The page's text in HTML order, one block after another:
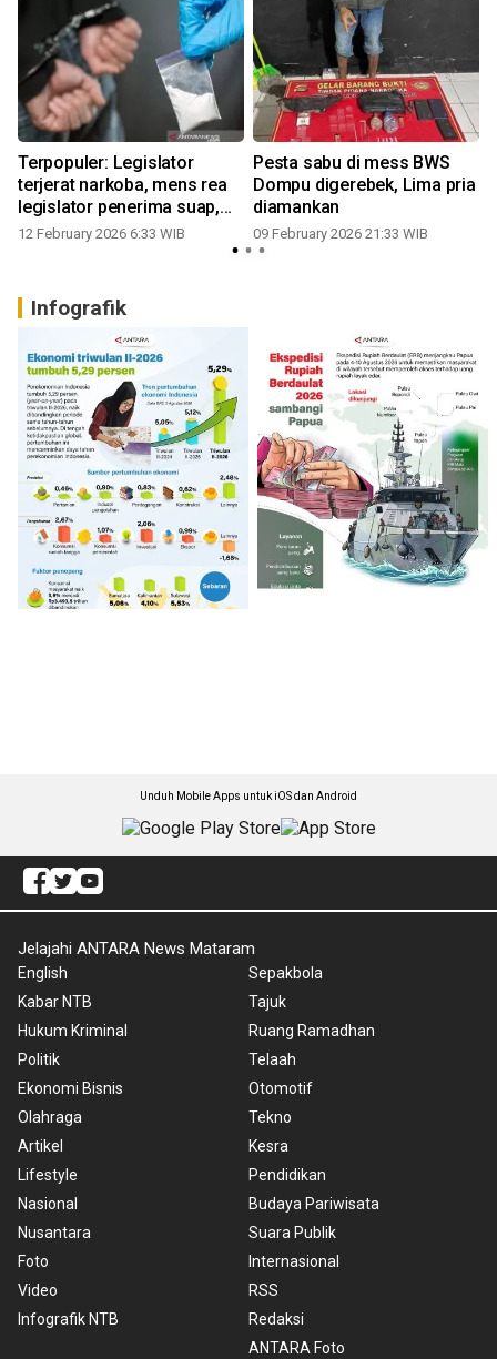
Terpopuler: Legislator
terjerat narkoba, mens rea
legislator penerima suap,
harga emas naik, hingga
12 February 2026 6:33 WIB
Pesta sabu di mess BWS
Dompu digerebek, Lima pria
diamankan
09 February 2026 21:33 WIB
Infografik
Unduh Mobile Apps untuk iOS dan Android
Jelajahi ANTARA News Mataram
English
Kabar NTB
Hukum Kriminal
Politik
Ekonomi Bisnis
Olahraga
Artikel
Lifestyle
Nasional
Nusantara
Foto
Video
Infografik NTB
Sepakbola
Tajuk
Ruang Ramadhan
Telaah
Otomotif
Tekno
Kesra
Pendidikan
Budaya Pariwisata
Suara Publik
Internasional
RSS
Redaksi
ANTARA Foto